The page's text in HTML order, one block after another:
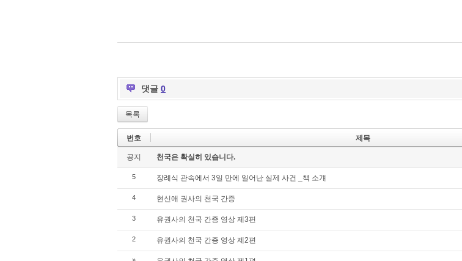
댓글 0
목록
번호 제목
공지 천국은 확실히 있습니다.
5 장례식 관속에서 3일 만에 일어난 실제 사건 _책 소걔
4 현신애 권사의 천국 간증
3 유권사의 천국 간증 영상 제3편
2 유권사의 천국 간증 영상 제2편